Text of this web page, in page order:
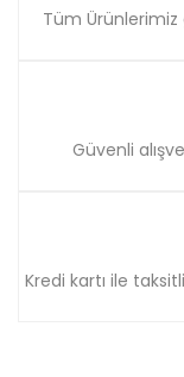
Tüm
Güvenli
Kredi kartı ile